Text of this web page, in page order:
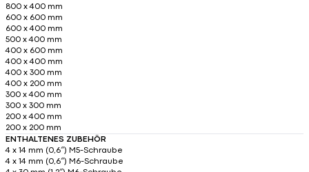
800 x 400 mm
600 x 600 mm
600 x 400 mm
500 x 400 mm
400 x 600 mm
400 x 400 mm
400 x 300 mm
400 x 200 mm
300 x 400 mm
300 x 300 mm
200 x 400 mm
200 x 200 mm
ENTHALTENES ZUBEHÖR
4 x 14 mm (0,6″) M5-Schraube
4 x 14 mm (0,6″) M6-Schraube